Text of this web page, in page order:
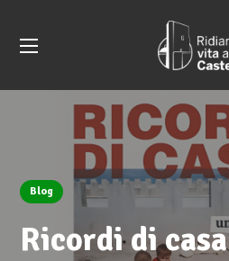
Blog
Ricordi di casa